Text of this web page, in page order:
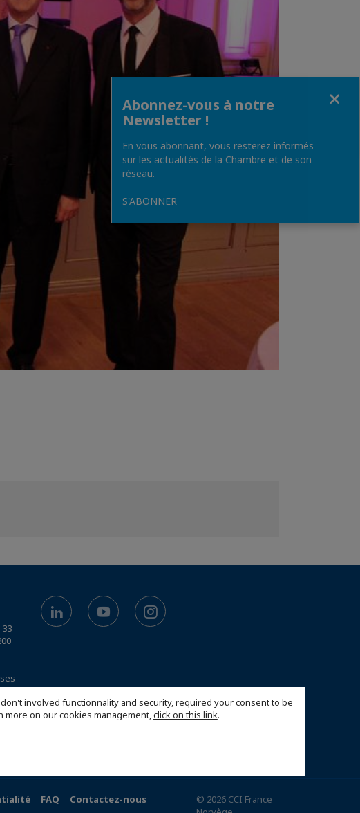
involved functionnality and security, required your consent to be
more on our cookies management,click on this link.
FAQ
Contactez-nous
© 2026 CCI France
Abonnez-vous à notre
Newsletter !
En vous abonnant, vous resterez informés
sur les actualités de la Chambre et de son
réseau.
S'ABONNER